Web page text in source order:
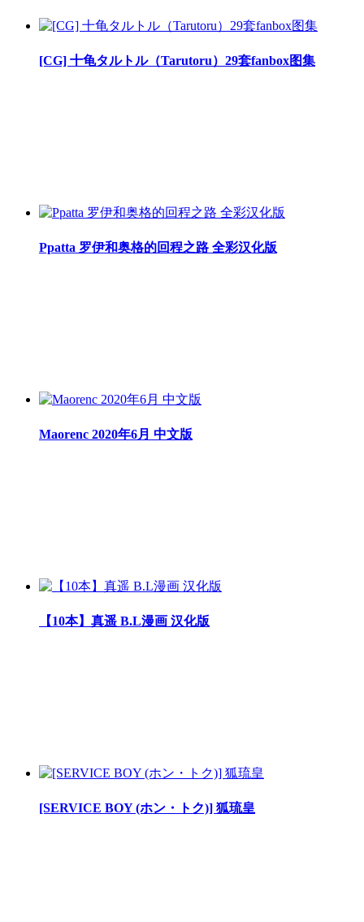
[CG] 十龟タルトル（Tarutoru）29套fanbox图集
Ppatta 罗伊和奥格的回程之路 全彩汉化版
Maorenc 2020年6月 中文版
【10本】真遥 B.L漫画 汉化版
[SERVICE BOY (ホン・トク)] 狐琉皇